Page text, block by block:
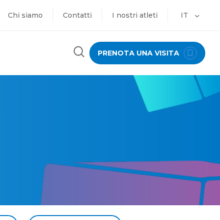
Chi siamo Contatti I nostri atleti IT
PRENOTA UNA VISITA